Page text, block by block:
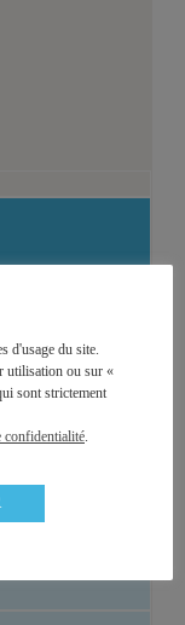
d'usage du site.
utilisation ou sur «
sont strictement
confidentialité